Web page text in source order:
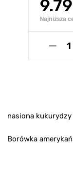
9.79
Najniższa
nasiona
Borówka